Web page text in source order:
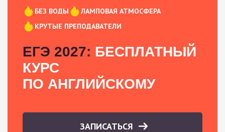
БЕЗ ВОДЫ
ЛАМПОВАЯ АТМОСФЕРА
КРУТЫЕ ПРЕПОДАВАТЕЛИ
ЕГЭ 2027: БЕСПЛАТНЫЙ
КУРС
ПО АНГЛИЙСКОМУ
ЗАПИСАТЬСЯ